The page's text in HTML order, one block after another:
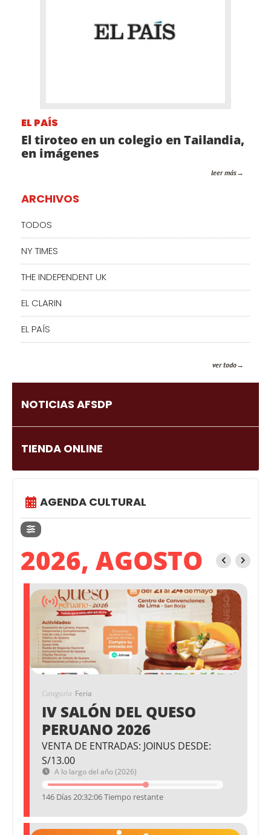
EL PAÍS
El tiroteo en un colegio en Tailandia,
en imágenes
leer más
ARCHIVOS
TODOS
NY TIMES
THE INDEPENDENT UK
EL CLARIN
EL PAÍS
ver todo
NOTICIAS AFSDP
TIENDA ONLINE
AGENDA CULTURAL
2026, AGOSTO
Categoría Feria
IV SALÓN DEL QUESO
PERUANO 2026
VENTA DE ENTRADAS: JOINUS DESDE:
S/13.00
A lo largo del año (2026)
146 Días 20:32:05 Tiempo restante